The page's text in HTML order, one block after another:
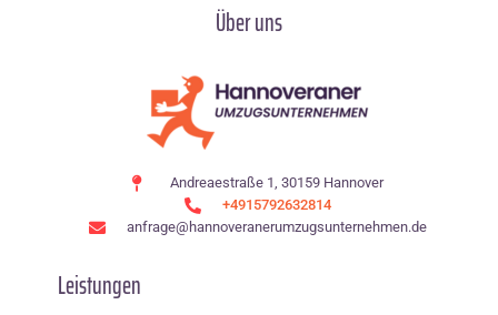
Über uns
Andreaestraße 1, 30159 Hannover
+4915792632814
anfrage@hannoveranerumzugsunternehmen.de
Leistungen